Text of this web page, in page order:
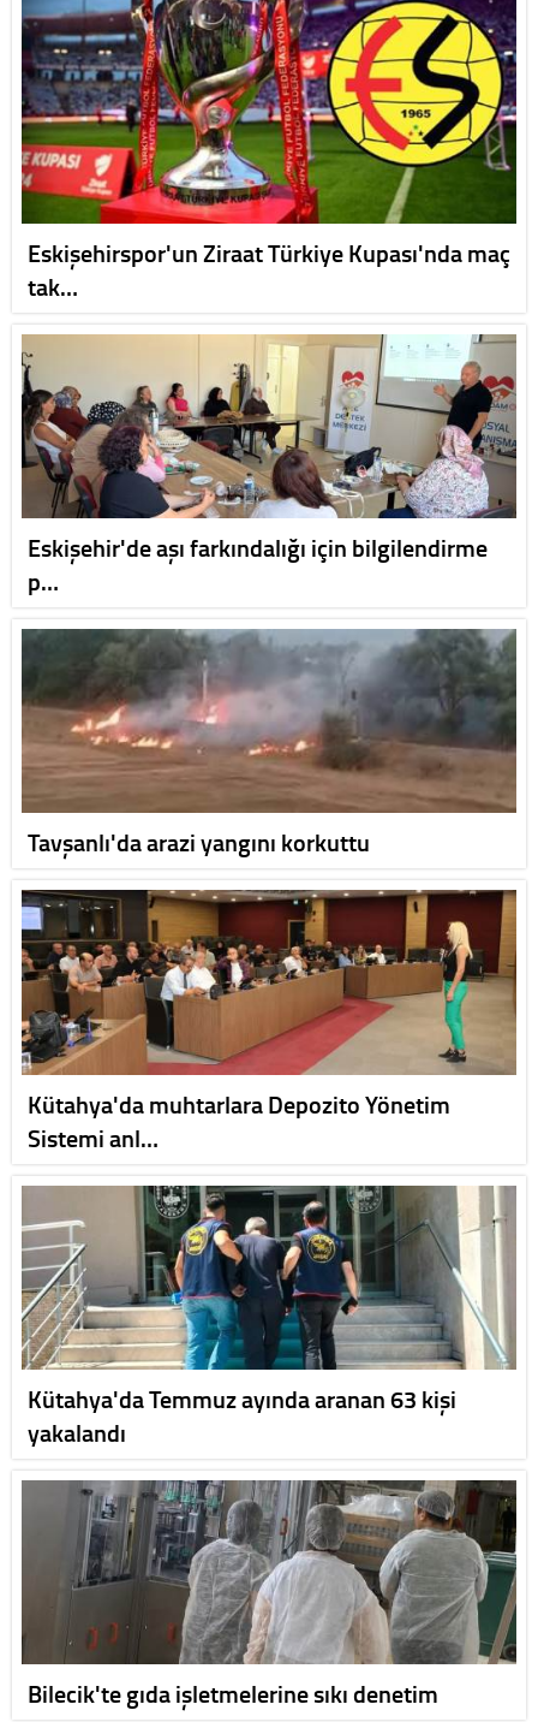
Eskişehirspor'un Ziraat Türkiye Kupası'nda maç
tak…
Eskişehir'de aşı farkındalığı için bilgilendirme
p…
Tavşanlı'da arazi yangını korkuttu
Kütahya'da muhtarlara Depozito Yönetim
Sistemi anl…
Kütahya'da Temmuz ayında aranan 63 kişi
yakalandı
Bilecik'te gıda işletmelerine sıkı denetim